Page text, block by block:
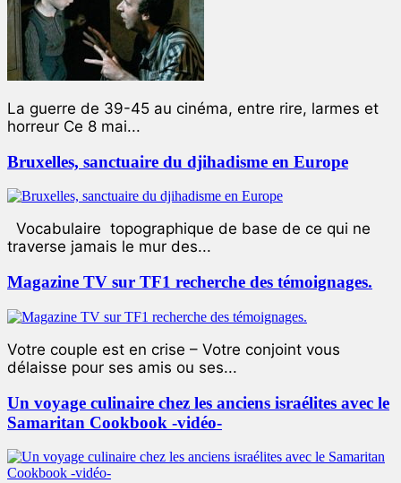
La guerre de 39-45 au cinéma, entre rire, larmes et
horreur Ce 8 mai...
Bruxelles, sanctuaire du djihadisme en Europe
Vocabulaire topographique de base de ce qui ne
traverse jamais le mur des...
Magazine TV sur TF1 recherche des témoignages.
Votre couple est en crise – Votre conjoint vous
délaisse pour ses amis ou ses...
Un voyage culinaire chez les anciens israélites avec le
Samaritan Cookbook -vidéo-